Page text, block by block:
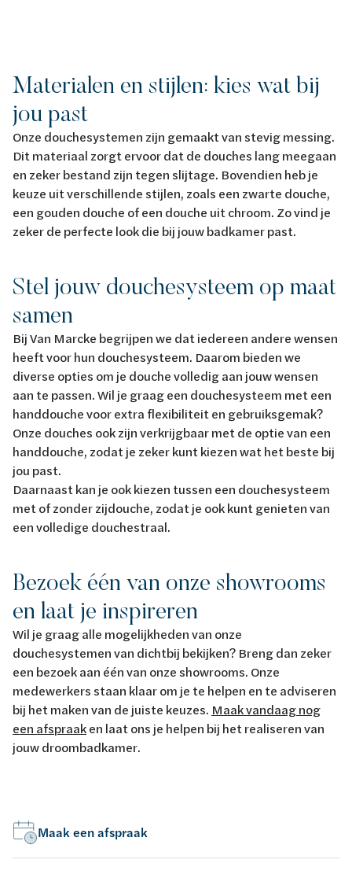
Materialen en stijlen: kies wat bij
jou past
Onze douchesystemen zijn gemaakt van stevig messing.
Dit materiaal zorgt ervoor dat de douches lang meegaan
en zeker bestand zijn tegen slijtage. Bovendien heb je
keuze uit verschillende stijlen, zoals een zwarte douche,
een gouden douche of een douche uit chroom. Zo vind je
zeker de perfecte look die bij jouw badkamer past.
Stel jouw douchesysteem op maat
samen
Bij Van Marcke begrijpen we dat iedereen andere wensen
heeft voor hun douchesysteem. Daarom bieden we
diverse opties om je douche volledig aan jouw wensen
aan te passen. Wil je graag een douchesysteem met een
handdouche voor extra flexibiliteit en gebruiksgemak?
Onze douches ook zijn verkrijgbaar met de optie van een
handdouche, zodat je zeker kunt kiezen wat het beste bij
jou past.
Daarnaast kan je ook kiezen tussen een douchesysteem
met of zonder zijdouche, zodat je ook kunt genieten van
een volledige douchestraal.
Bezoek één van onze showrooms
en laat je inspireren
Wil je graag alle mogelijkheden van onze
douchesystemen van dichtbij bekijken? Breng dan zeker
een bezoek aan één van onze showrooms. Onze
medewerkers staan klaar om je te helpen en te adviseren
bij het maken van de juiste keuzes. Maak vandaag nog
een afspraaken laat ons je helpen bij het realiseren van
jouw droombadkamer.
Maak een afspraak